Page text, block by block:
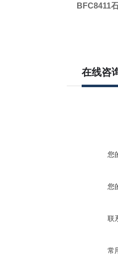
BFC8411
在线咨
您
您
联
常